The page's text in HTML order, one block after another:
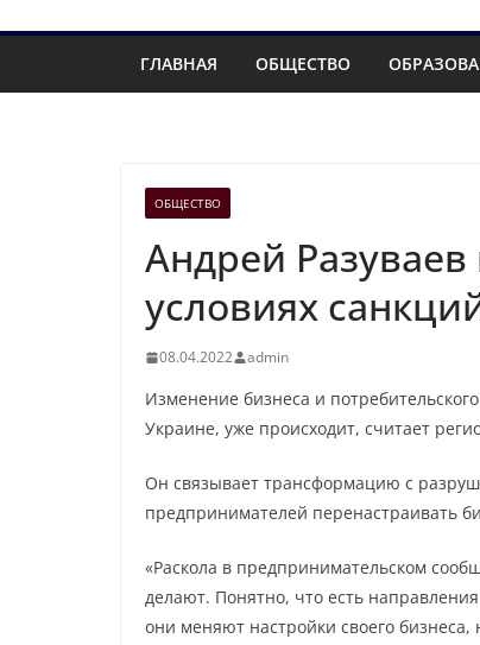
ГЛАВНАЯ ОБЩЕСТВО
ОБЩЕСТВО
Андрей
условиях
08.04.2022 admin
Изменение бизнеса и
Украине, уже происходит, считает
Он связывает трансформацию с
предпринимателей перенастраивать
«Раскола в предпринимательском
делают. Понятно, что есть
они меняют настройки своего